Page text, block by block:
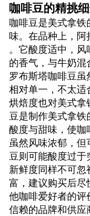
咖啡豆的精挑
咖啡豆是美式拿
味。在品种上，
。它酸度适中，
的香气，与牛奶
罗布斯塔咖啡豆
相对单一，不太适
烘焙度也对美式
豆是制作美式拿
酸度与甜味，使
虽然风味浓郁，
豆则可能酸度过于
新鲜度同样不可
富，建议购买后
他咖啡爱好者的
信赖的品牌和供应